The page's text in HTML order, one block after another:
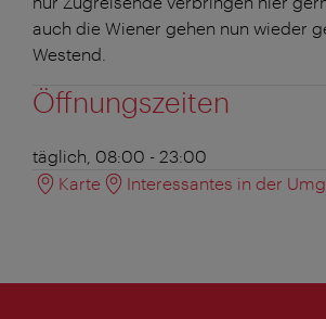
auch die Wiener gehen nun wieder
Westend.
Öffnungszeiten
täglich, 08:00 - 23:00
Karte
Interessantes in der